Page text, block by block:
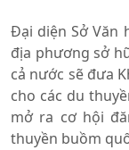
Đại diện Sở Văn
địa phương sở
cả nước sẽ đưa
cho các du
mở ra cơ hội
thuyền buồm